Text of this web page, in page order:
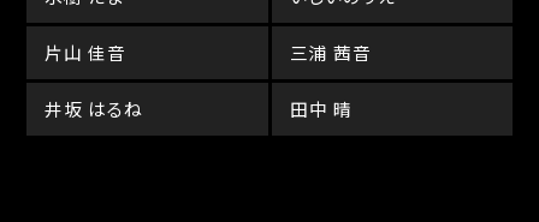
片山 佳音 三浦 茜音
井坂 はるね 田中 晴